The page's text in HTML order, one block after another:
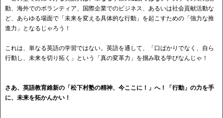
動、海外でのボランティア、国際企業でのビジネス、あるいは社会貢献活動な
ど、あらゆる場面で「未来を変える具体的な行動」を起こすための「強力な推
進力」となるじゃろう！
これは、単なる英語の学習ではない。英語を通して、「口ばかりでなく、自ら
行動し、未来を切り拓く」という「真の変革力」を掴み取る学びなんじゃ！
さあ、英語教育維新の「松下村塾の精神、今ここに！」へ！「行動」の力を手
に、未来を拓かんかい！